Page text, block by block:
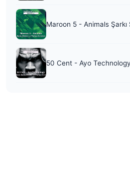
Maroon 5 - Animals
50 Cent - Ayo